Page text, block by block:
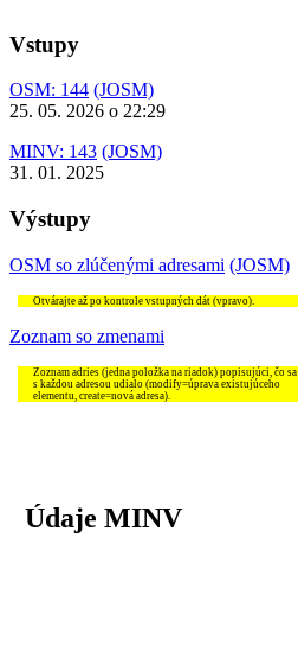
Vstupy
OSM: 144 (JOSM)
25. 05. 2026 o 22:29
MINV: 143 (JOSM)
31. 01. 2025
Výstupy
OSM so zlúčenými adresami (JOSM)
Otvárajte až po kontrole vstupných dát (vpravo).
Zoznam so zmenami
Zoznam adries (jedna položka na riadok) popisujúci, čo sa
s každou adresou udialo (modify=úprava existujúceho
elementu, create=nová adresa).
Údaje MINV